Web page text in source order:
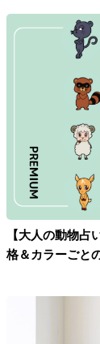
【大人の動物
格＆カラーごと